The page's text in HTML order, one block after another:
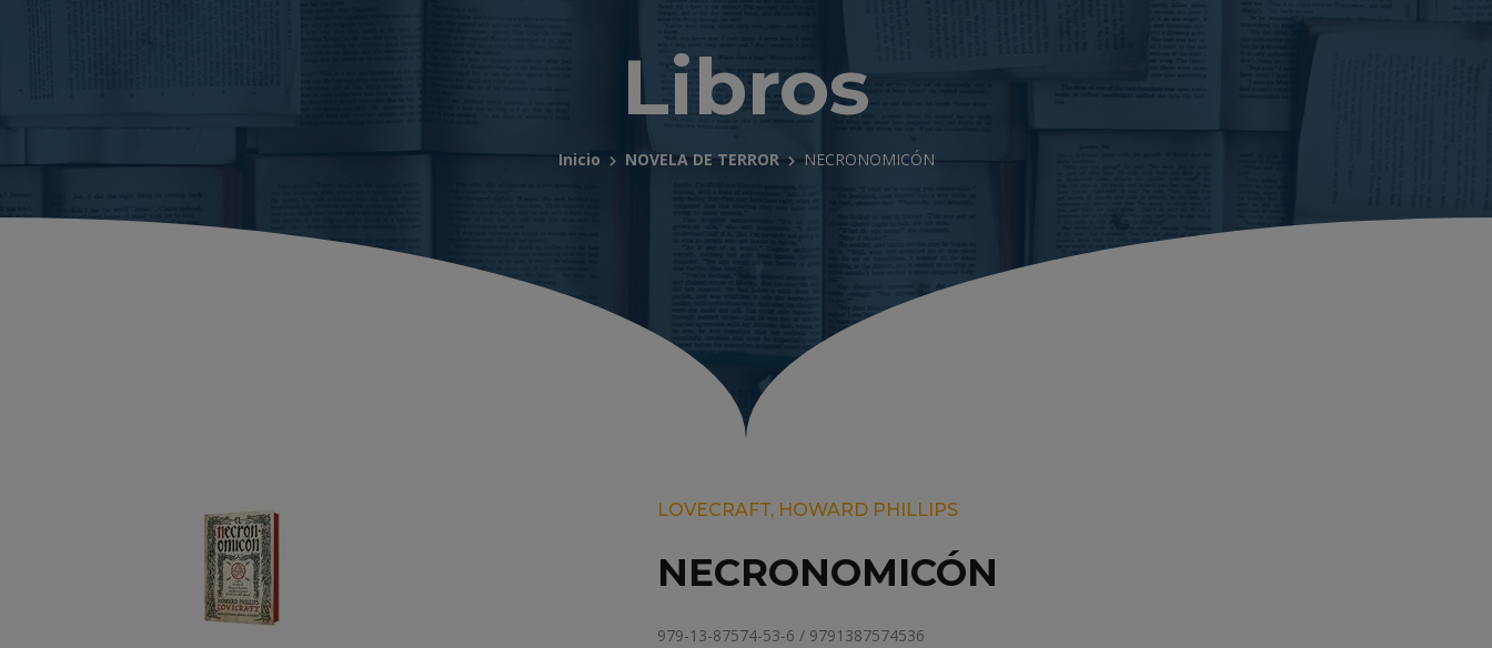
Libros
Inicio NOVELA DE TERROR NECRONOMICÓN
LOVECRAFT, HOWARD PHILLIPS
NECRONOMICÓN
979-13-87574-53-6 / 9791387574536